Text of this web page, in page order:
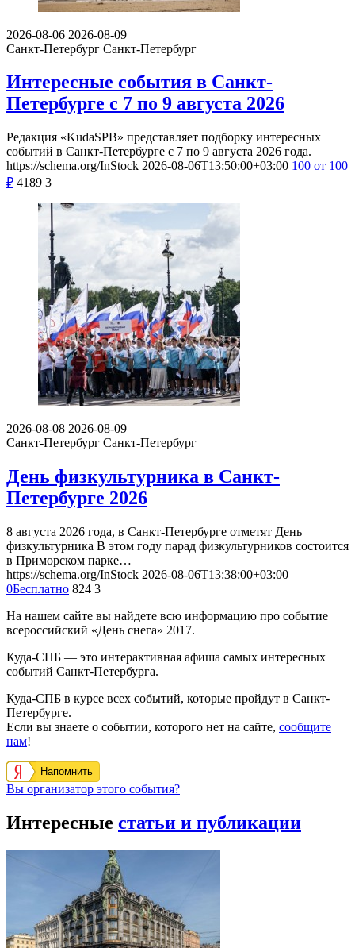
2026-08-06 2026-08-09
Санкт-Петербург Санкт-Петербург
Интересные события в Санкт-
Петербурге с 7 по 9 августа 2026
Редакция «KudaSPB» представляет подборку интересных
событий в Санкт-Петербурге с 7 по 9 августа 2026 года.
https://schema.org/InStock 2026-08-06T13:50:00+03:00 100 от 100
₽ 4189 3
2026-08-08 2026-08-09
Санкт-Петербург Санкт-Петербург
День физкультурника в Санкт-
Петербурге 2026
8 августа 2026 года, в Санкт-Петербурге отметят День
физкультурника В этом году парад физкультурников состоится
в Приморском парке…
https://schema.org/InStock 2026-08-06T13:38:00+03:00
0Бесплатно 824 3
На нашем сайте вы найдете всю информацию про событие
всероссийский «День снега» 2017.
Куда-СПБ — это интерактивная афиша самых интересных
событий Санкт-Петербурга.
Куда-СПБ в курсе всех событий, которые пройдут в Санкт-
Петербурге.
Если вы знаете о событии, которого нет на сайте, сообщите
нам!
Напомнить
Вы организатор этого события?
Интересные статьи и публикации